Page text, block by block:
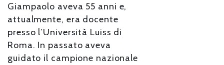
Giampaolo aveva 55 anni e,
attualmente, era docente
presso l’Università Luiss di
Roma. In passato aveva
guidato il campione nazionale